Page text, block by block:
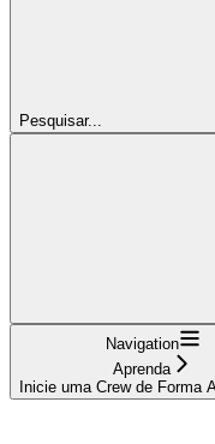
Pesquisar...
Navigation
Aprenda
Inicie uma Crew de Forma